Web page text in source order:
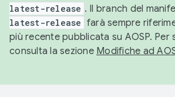
latest-release . Il branch del
latest-release farà sempre
più recente pubblicata su AOSP. Per
consulta la sezione Modifiche ad